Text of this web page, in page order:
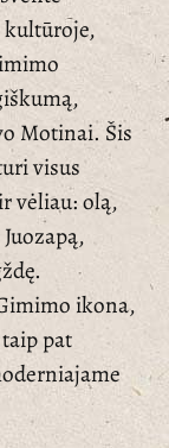
kultūroje,
Motinai. Šis
visus
vėliau: olą,
ikona,
pat